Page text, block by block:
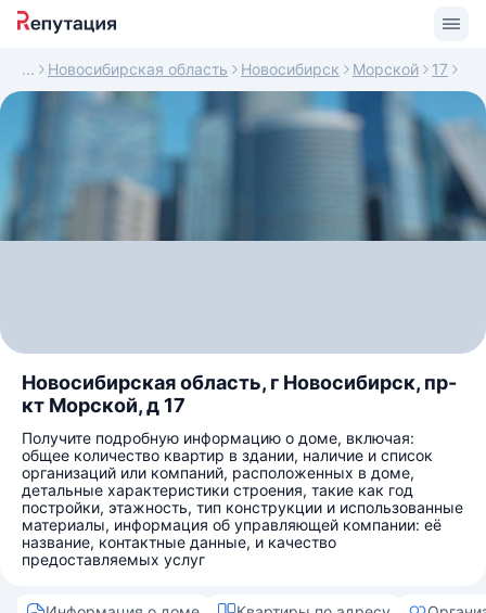
Новосибирская область Новосибирск Морской 17
Новосибирская область, г Новосибирск, пр-
кт Морской, д 17
Получите подробную информацию о доме, включая:
общее количество квартир в здании, наличие и список
организаций или компаний, расположенных в доме,
детальные характеристики строения, такие как год
постройки, этажность, тип конструкции и использованные
материалы, информация об управляющей компании: её
название, контактные данные, и качество
предоставляемых услуг